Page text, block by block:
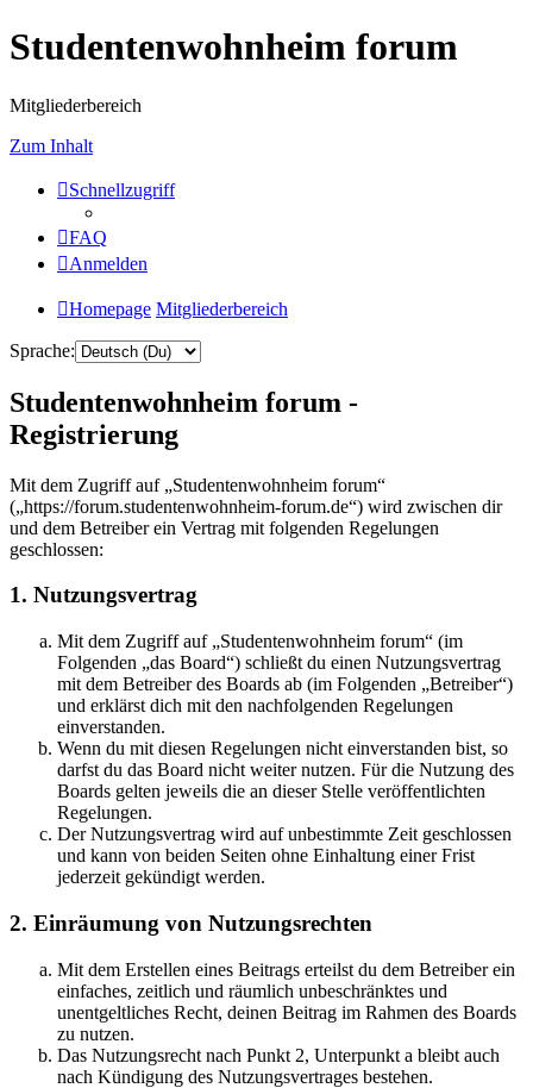
Studentenwohnheim forum
Mitgliederbereich
Zum Inhalt
Schnellzugriff
FAQ
Anmelden
Homepage Mitgliederbereich
Sprache:
Studentenwohnheim forum -
Registrierung
Mit dem Zugriff auf „Studentenwohnheim forum“
(„https://forum.studentenwohnheim-forum.de“) wird zwischen dir
und dem Betreiber ein Vertrag mit folgenden Regelungen
geschlossen:
1. Nutzungsvertrag
Mit dem Zugriff auf „Studentenwohnheim forum“ (im
Folgenden „das Board“) schließt du einen Nutzungsvertrag
mit dem Betreiber des Boards ab (im Folgenden „Betreiber“)
und erklärst dich mit den nachfolgenden Regelungen
einverstanden.
Wenn du mit diesen Regelungen nicht einverstanden bist, so
darfst du das Board nicht weiter nutzen. Für die Nutzung des
Boards gelten jeweils die an dieser Stelle veröffentlichten
Regelungen.
Der Nutzungsvertrag wird auf unbestimmte Zeit geschlossen
und kann von beiden Seiten ohne Einhaltung einer Frist
jederzeit gekündigt werden.
2. Einräumung von Nutzungsrechten
Mit dem Erstellen eines Beitrags erteilst du dem Betreiber ein
einfaches, zeitlich und räumlich unbeschränktes und
unentgeltliches Recht, deinen Beitrag im Rahmen des Boards
zu nutzen.
Das Nutzungsrecht nach Punkt 2, Unterpunkt a bleibt auch
nach Kündigung des Nutzungsvertrages bestehen.